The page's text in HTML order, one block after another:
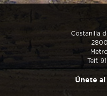
Costanilla
Telf.
Únete al